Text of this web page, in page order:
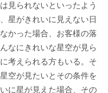
見られないといったよう
星がきれいに見えない日
かった場合、お客様の落
なにきれいな星空が見ら
考えられる方もいる。そ
空が見たいとその条件を
に星が見えた場合、その